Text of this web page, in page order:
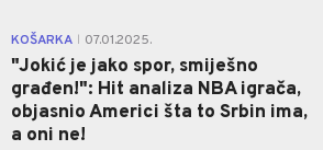
KOŠARKA 07.01.2025.
"Jokić je jako spor, smiješno
građen!": Hit analiza NBA igrača,
objasnio Americi šta to Srbin ima,
a oni ne!